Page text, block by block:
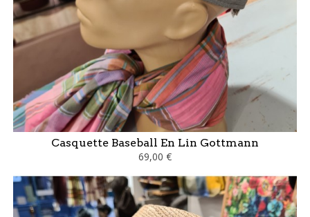
Casquette Baseball En Lin Gottmann
69,00 €